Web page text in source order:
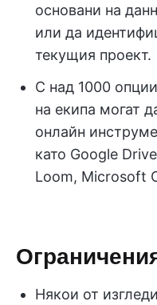
основани на
или да
текущия проект.
С над 1000
на екипа могат
онлайн
като Google
Loom, Microsoft
Някои от